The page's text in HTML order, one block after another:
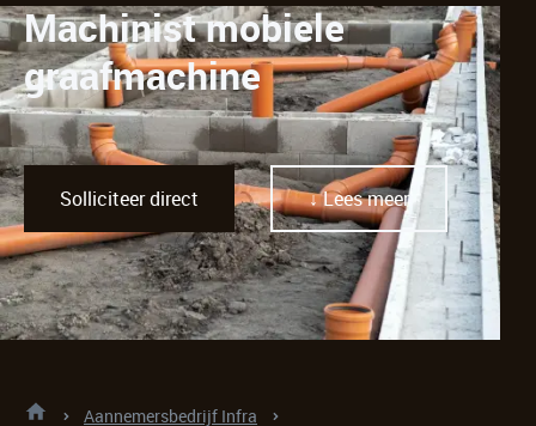
Machinist mobiele
graafmachine
Solliciteer direct ↓ Lees meer
Aannemersbedrijf Infra